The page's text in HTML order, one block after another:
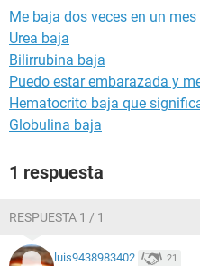
Me baja dos veces en un mes
Urea baja
Bilirrubina baja
Puedo estar embarazada y
Hematocrito baja que
Globulina baja
1 respuesta
RESPUESTA 1 / 1
luis9438983402 21